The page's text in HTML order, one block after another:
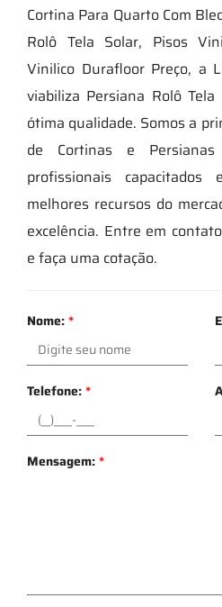
Cortina Para Quarto Com
Rolô Tela Solar, Pisos
Vinilico Durafloor Preço, a
viabiliza Persiana Rolô
ótima qualidade. Somos a
de Cortinas e
profissionais
melhores recursos do
excelência. Entre em
e faça uma cotação.
Nome:*
Telefone:*
Mensagem:*